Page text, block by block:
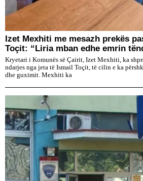
Izet Mexhiti me mesazh prekës
Toçit: “Liria mban edhe emrin
Kryetari i Komunës së Çairit, Izet Mexhiti, ka
ndarjes nga jeta të Ismail Toçit, të cilin e ka
dhe guximit. Mexhiti ka